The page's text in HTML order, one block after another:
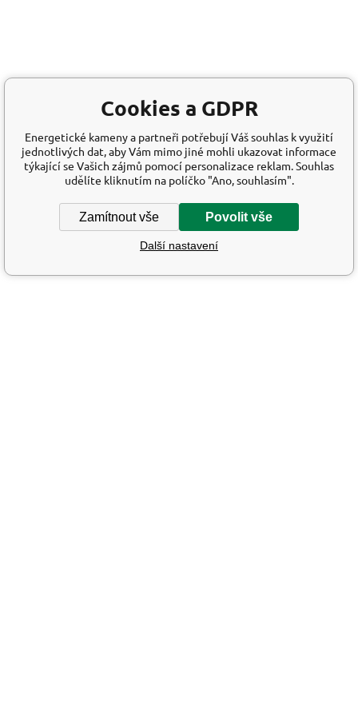
Cookies a GDPR
Energetické kameny a partneři potřebují Váš souhlas k využití
jednotlivých dat, aby Vám mimo jiné mohli ukazovat informace
týkající se Vašich zájmů pomocí personalizace reklam. Souhlas
udělíte kliknutím na políčko "Ano, souhlasím".
Zamítnout vše Povolit vše
Další nastavení